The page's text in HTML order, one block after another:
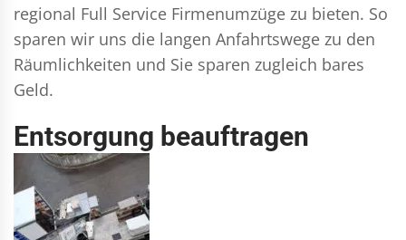
regional Full Service Firmenumzüge zu bieten. So
sparen wir uns die langen Anfahrtswege zu den
Räumlichkeiten und Sie sparen zugleich bares
Geld.
Entsorgung beauftragen